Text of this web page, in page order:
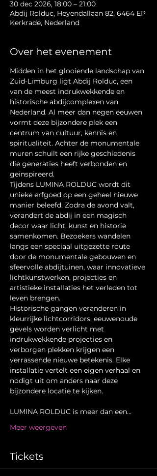
30 dec 2026, 18:00 – 21:00
Abdij Rolduc, Heyendallaan 82, 6464 EP
Kerkrade, Nederland
Over het evenement
Midden in het glooiende landschap van
Zuid-Limburg ligt Abdij Rolduc, een
van de meest indrukwekkende en
historische abdijcomplexen van
Nederland. Al meer dan negen eeuwen
vormt deze bijzondere plek een
centrum van cultuur, kennis en
spiritualiteit. Achter de monumentale
muren schuilt een rijke geschiedenis
die generaties heeft verbonden en
geïnspireerd.
Tijdens LUMINA ROLDUC wordt dit
unieke erfgoed op een geheel nieuwe
manier beleefd. Zodra de avond valt,
verandert de abdij in een magisch
decor waar licht, kunst en historie
samenkomen. Bezoekers wandelen
langs een speciaal uitgezette route
door de monumentale gebouwen en
sfeervolle abdijtuinen, waar innovatieve
lichtkunstwerken, projecties en
artistieke installaties het verleden tot
leven brengen.
Historische gangen veranderen in
kleurrijke lichtcorridors, eeuwenoude
gevels worden verlicht met
indrukwekkende projecties en
verborgen plekken krijgen een
verrassende nieuwe betekenis. Elke
installatie vertelt een eigen verhaal en
nodigt uit om anders naar deze
bijzondere locatie te kijken.
LUMINA ROLDUC is meer dan een…
Meer weergeven
Tickets